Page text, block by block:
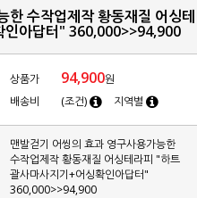
한 수작업제작 황동재질 어싱테
인아답터" 360,000>>94,900
상품가 94,900원
배송비
(조건) 지역별
맨발걷기 어씽의 효과 영구사용가능한
수작업제작 황동재질 어싱테라피 "하트
괄사마사지기+어싱확인아답터"
360,000>>94,900